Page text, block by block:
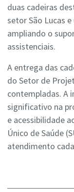
duas cadeiras
setor São Lucas
ampliando o
assistenciais.
A entrega das
do Setor de
contempladas. A
significativo na
e acessibilidade
Único de Saúde
atendimento